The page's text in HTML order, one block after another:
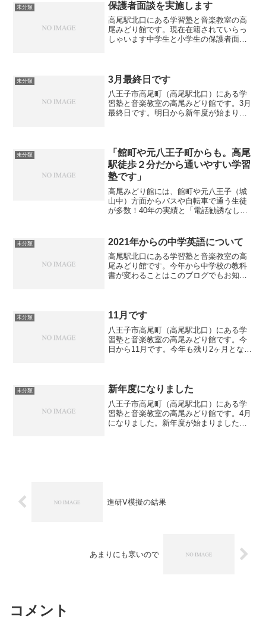
未分類 保護者面談を実施します
高尾駅北口にある学習塾と音楽教室の高
尾みどり館です。現在在籍されていらっ
しゃいます中学生と小学生の保護者面談
「ご家庭での学習の取り組み...
未分類 3月最終日です
八王子市高尾町（高尾駅北口）にある学
習塾と音楽教室の高尾みどり館です。3月
最終日です。明日から新年度が始まりま
意味で緊張感があります...
未分類
「館町や元八王子町からも。高尾
駅徒歩２分だから通いやすい学習
塾です」
高尾みどり館には、館町や元八王子（城
山中）方面からバスや自転車で通う生徒
が多数！40年の実績と「電話勧誘なし・
まずは無料体験から。
未分類 2021年からの中学英語について
高尾駅北口にある学習塾と音楽教室の高
尾みどり館です。今年から中学校の教科
書が変わることはこのブログでもお知ら
さらに高校英語から文...
未分類 11月です
八王子市高尾町（高尾駅北口）にある学
習塾と音楽教室の高尾みどり館です。今
日から11月です。今年も残り2ヶ月となり
ぞれの立場でで...
未分類 新年度になりました
八王子市高尾町（高尾駅北口）にある学
習塾と音楽教室の高尾みどり館です。4月
になりました。新年度が始まりました。
進研V模擬の結果
あまりにも寒いので
コメント